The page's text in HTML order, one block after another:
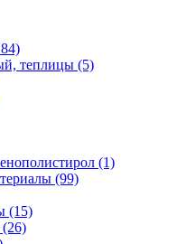
теплицы (5)
(1)
(99)
(15)